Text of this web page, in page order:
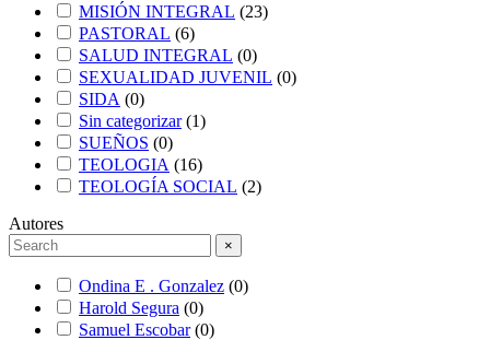
MISIÓN INTEGRAL (23)
PASTORAL (6)
SALUD INTEGRAL (0)
SEXUALIDAD JUVENIL (0)
SIDA (0)
Sin categorizar (1)
SUEÑOS (0)
TEOLOGIA (16)
TEOLOGÍA SOCIAL (2)
Autores
×
Ondina E . Gonzalez (0)
Harold Segura (0)
Samuel Escobar (0)